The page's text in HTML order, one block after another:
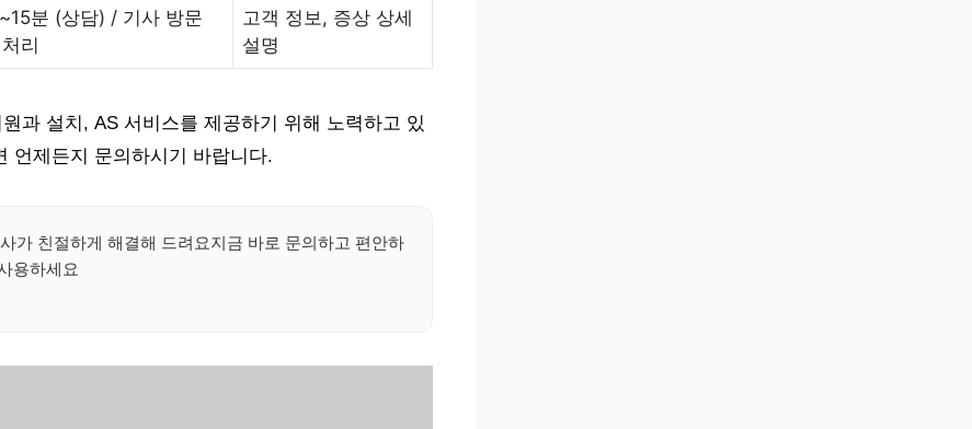
분 (상담) / 기사 방문
리
고객 정보, 증상 상세
설명
과 설치, AS 서비스를 제공하기 위해 노력하고 있
언제든지 문의하시기 바랍니다.
가 친절하게 해결해 드려요지금 바로 문의하고 편안하
용하세요